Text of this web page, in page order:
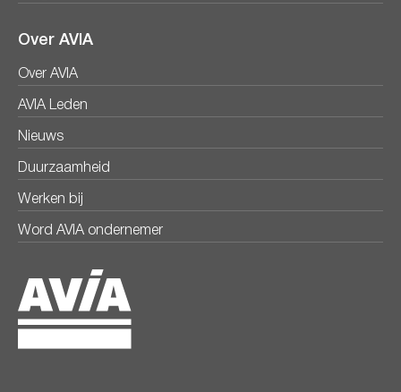
Over AVIA
Over AVIA
AVIA Leden
Nieuws
Duurzaamheid
Werken bij
Word AVIA ondernemer